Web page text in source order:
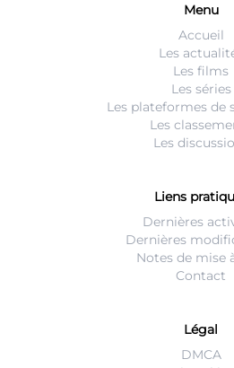
Menu
Accueil
Les
Les films
Les séries
Les plateformes de
Les
Les
Liens
Dernières
Dernières
Notes de mise
Contact
Légal
DMCA